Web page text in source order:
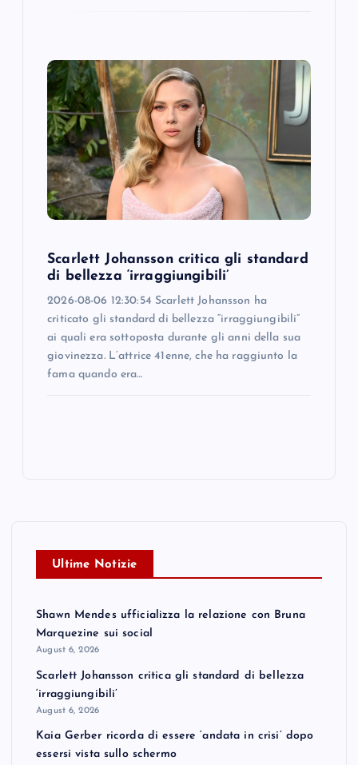
Scarlett Johansson critica gli standard
di bellezza ‘irraggiungibili’
2026-08-06 12:30:54 Scarlett Johansson ha
criticato gli standard di bellezza “irraggiungibili”
ai quali era sottoposta durante gli anni della sua
giovinezza. L’attrice 41enne, che ha raggiunto la
fama quando era…
Ultime Notizie
Shawn Mendes ufficializza la relazione con Bruna
Marquezine sui social
August 6, 2026
Scarlett Johansson critica gli standard di bellezza
‘irraggiungibili’
August 6, 2026
Kaia Gerber ricorda di essere ‘andata in crisi’ dopo
essersi vista sullo schermo